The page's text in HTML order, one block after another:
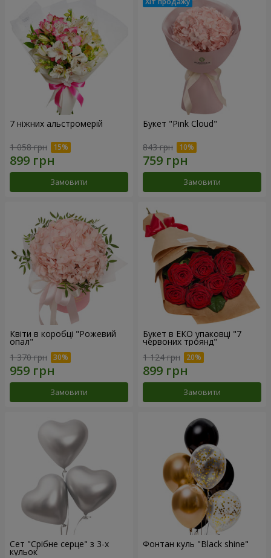
7 ніжних альстромерій
1 058 грн
Замовити
Букет "Pink Cloud"
843 грн
Замовити
Квіти в коробці "Рожевий
опал"
1 370 грн
Замовити
Букет в ЕКО упаковці "7
червоних троянд"
1 124 грн
Замовити
Сет "Срібне серце" з 3-х
кульок
Фонтан куль "Black shine"